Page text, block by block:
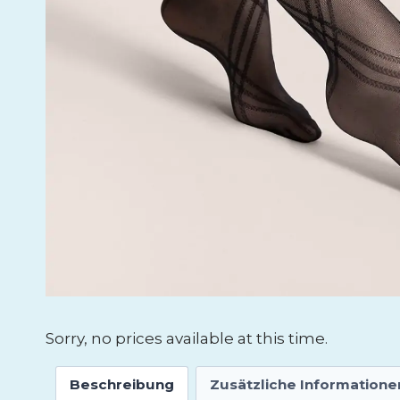
Sorry, no prices available at this time.
Beschreibung Zusätzliche